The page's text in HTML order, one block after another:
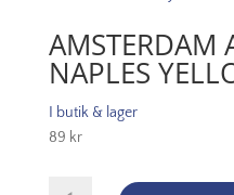
Red
AMSTERDAM
NAPLES
I butik & lager
89 kr
Amsterdam